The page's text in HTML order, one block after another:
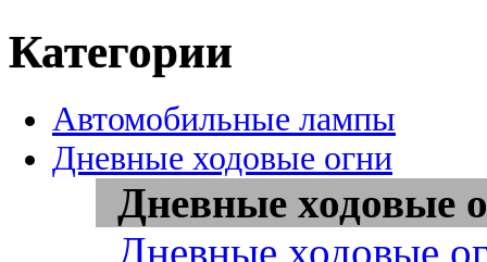
Категории
Автомобильные лампы
Дневные ходовые огни
Дневные ходовые
Дневные ходовые